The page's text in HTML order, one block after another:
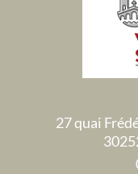
27 quai